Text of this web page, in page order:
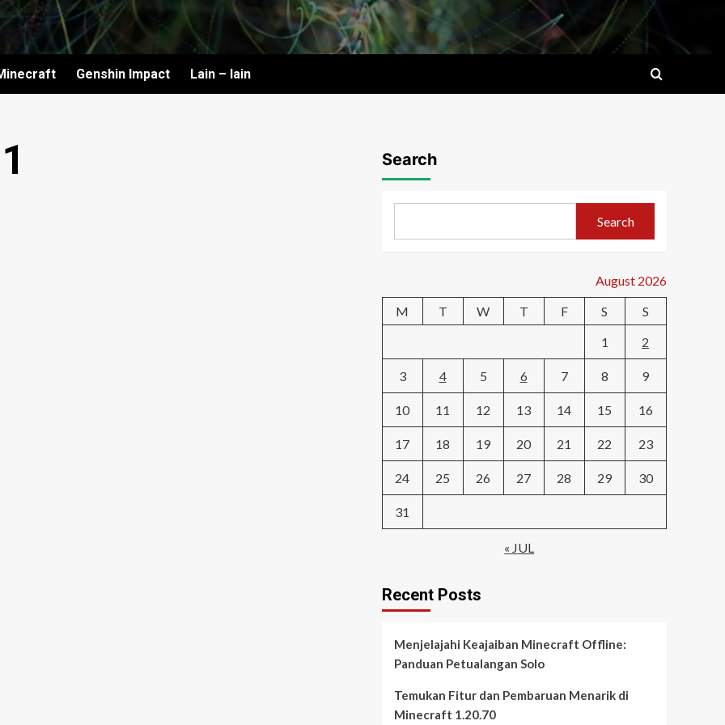
Genshin Impact Lain – lain
Search
Search
August 2026
M
T W T F S
S
1
2
3 4 5 6 7 8 9
10 11 12 13 14 15 16
17 18 19 20 21 22 23
24 25 26 27 28 29 30
31
« JUL
Recent Posts
Menjelajahi Keajaiban Minecraft Offline:
Panduan Petualangan Solo
Temukan Fitur dan Pembaruan Menarik di
Minecraft 1.20.70